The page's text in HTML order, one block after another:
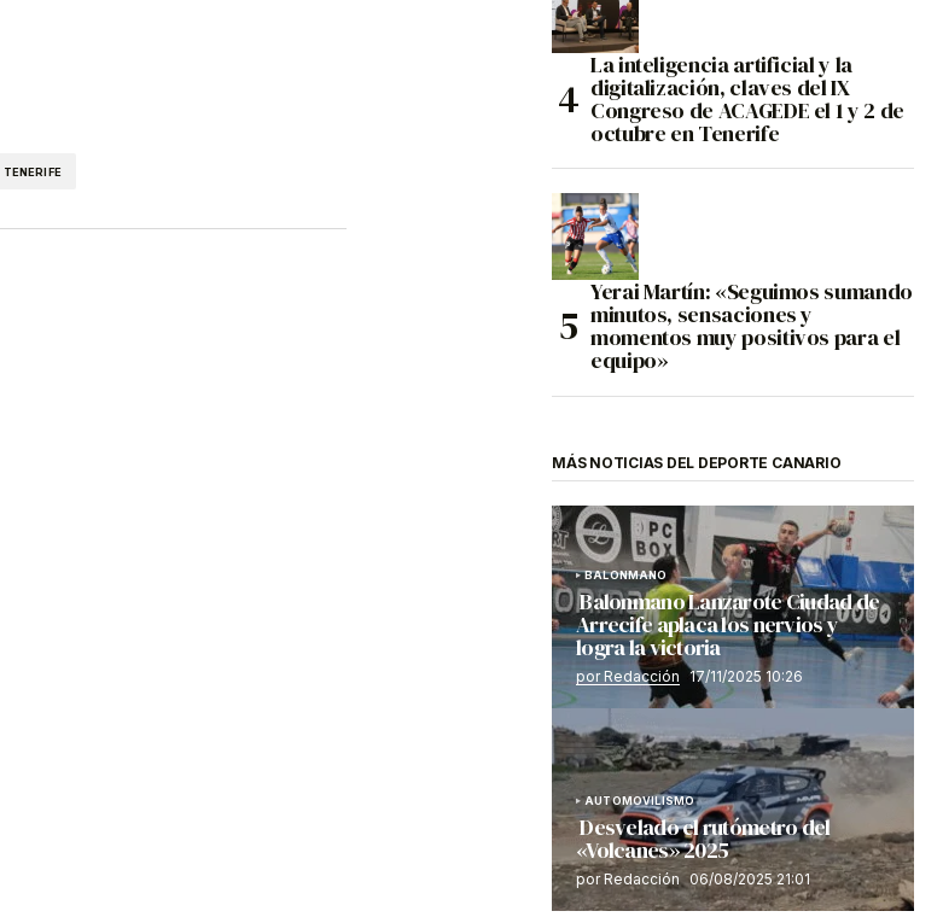
TENERIFE
La inteligencia artificial y la
digitalización, claves del IX
Congreso de ACAGEDE el 1 y 2 de
octubre en Tenerife
Yerai Martín: «Seguimos sumando
minutos, sensaciones y
momentos muy positivos para el
equipo»
MÁS NOTICIAS DEL DEPORTE CANARIO
BALONMANO
Balonmano Lanzarote Ciudad de
Arrecife aplaca los nervios y
logra la victoria
por Redacción 17/11/2025 10:26
AUTOMOVILISMO
Desvelado el rutómetro del
«Volcanes» 2025
por Redacción 06/08/2025 21:01